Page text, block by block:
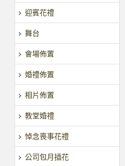
迎賓花禮
舞台
會場佈置
婚禮佈置
相片佈置
教堂婚禮
悼念喪事花禮
公司包月插花